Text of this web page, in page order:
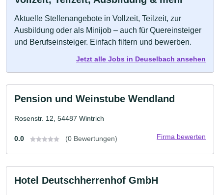
Aktuelle Stellenangebote in Vollzeit, Teilzeit, zur
Ausbildung oder als Minijob – auch für Quereinsteiger
und Berufseinsteiger. Einfach filtern und bewerben.
Jetzt alle Jobs in Deuselbach ansehen
Pension und Weinstube Wendland
Rosenstr. 12, 54487 Wintrich
0.0 (0 Bewertungen) Firma bewerten
Hotel Deutschherrenhof GmbH